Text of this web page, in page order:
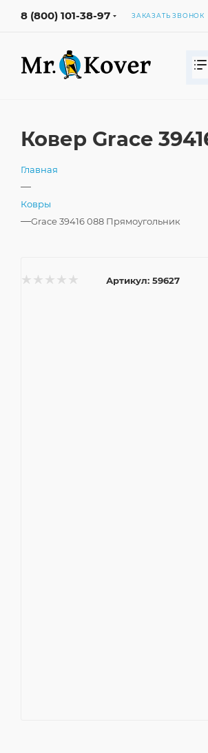
8 (800) 101-38-97 ЗАКАЗАТЬ ЗВОНОК
Ковер Grace
Главная
—
Ковры
—Grace 39416 088 Прямоугольник
Артикул: 59627